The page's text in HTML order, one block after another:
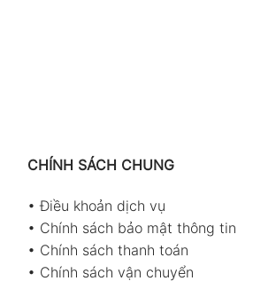
CHÍNH SÁCH CHUNG
•Điều khoản dịch vụ
• Chính sách bảo mật thông tin
• Chính sách thanh toán
• Chính sách vận chuyển